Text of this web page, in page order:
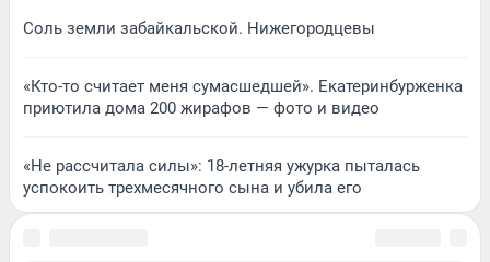
Соль земли забайкальской. Нижегородцевы
«Кто-то считает меня сумасшедшей». Екатеринбурженка
приютила дома 200 жирафов — фото и видео
«Не рассчитала силы»: 18-летняя ужурка пыталась
успокоить трехмесячного сына и убила его